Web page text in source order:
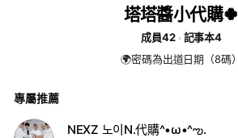
塔塔醬小代購🍀
成員42
記事本4
🌍密碼為出道日期（8碼）
專屬推薦
NEXZ 노이N.代購^•ω•^ఌ︎.